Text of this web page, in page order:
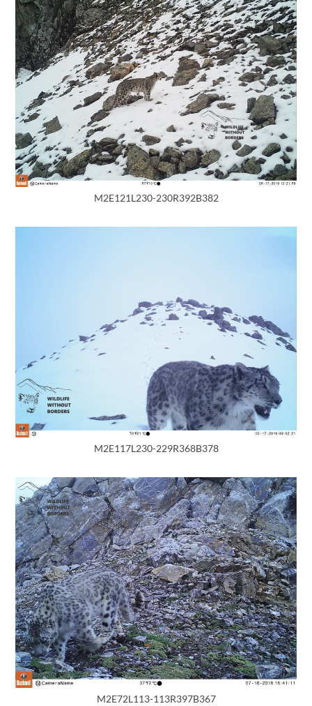
M2E121L230-230R392B382
M2E117L230-229R368B378
M2E72L113-113R397B367